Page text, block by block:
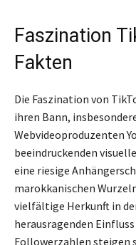
Faszination
Fakten
Die Faszination von
ihren Bann,
Webvideoproduzenten
beeindruckenden
eine riesige
marokkanischen
vielfältige Herkunft in
herausragenden
Followerzahlen steigen